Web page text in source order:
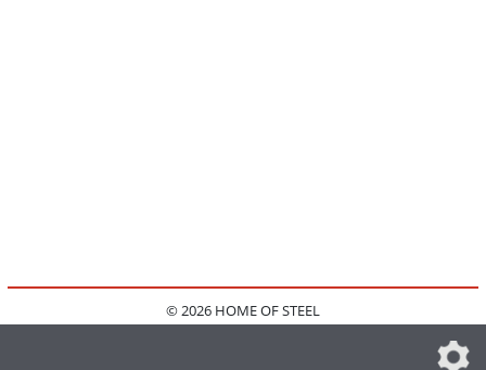
© 2026 HOME OF STEEL
IMPRESSUM